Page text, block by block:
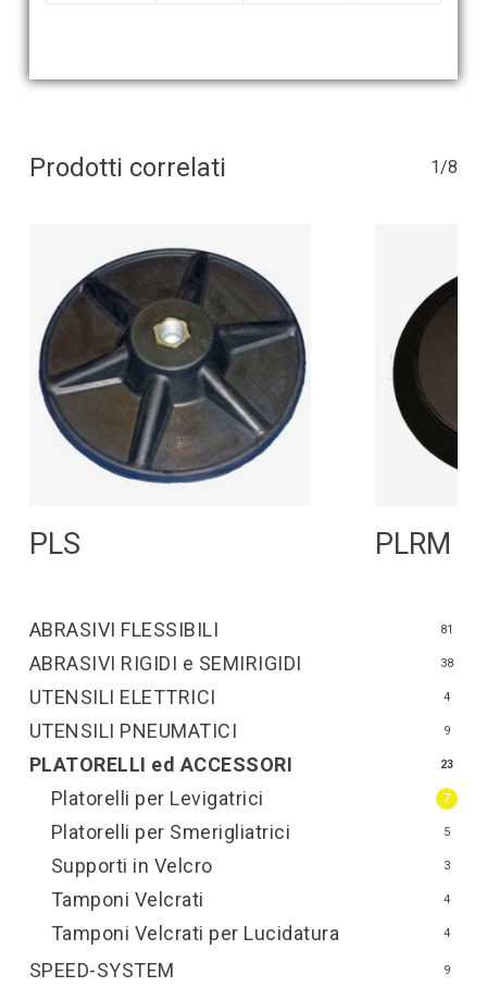
Prodotti correlati 1/8
PLS PLRM
ABRASIVI FLESSIBILI 81
ABRASIVI RIGIDI e SEMIRIGIDI 38
PLATORELLI ed ACCESSORI 23
Platorelli per Levigatrici 7
Platorelli per Smerigliatrici 5
Supporti in Velcro 3
Tamponi Velcrati 4
Tamponi Velcrati per Lucidatura 4
SPEED-SYSTEM 9
UTENSILI ELETTRICI 4
UTENSILI PNEUMATICI 9